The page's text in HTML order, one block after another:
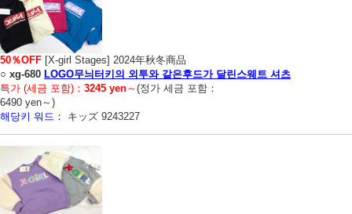
50％OFF [X-girl Stages] 2024年秋冬商品
○ xg-680 LOGO무늬터키의 외투와 같은후드가 달린스웨트 셔츠
특가 (세금 포함)： 3245 yen～(정가 세금 포함：
6490 yen～)
해당키 워드：
キッズ 9243227